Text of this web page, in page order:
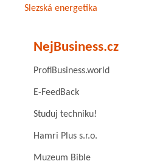
Slezská energetika
NejBusiness.cz
ProfiBusiness.world
E-FeedBack
Studuj techniku!
Hamri Plus s.r.o.
Muzeum Bible